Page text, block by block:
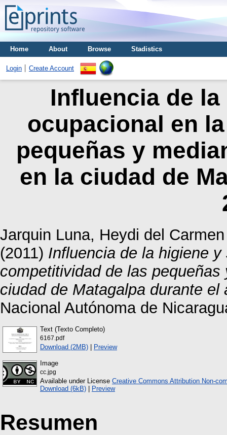
Home About Browse Stadistics
Login Create Account
Influencia de
ocupacional en
pequeñas y
en la ciudad de
Jarquin Luna, Heydi del Carmen
(2011) Influencia de la higiene
competitividad de las
ciudad de Matagalpa durante el
Nacional Autónoma de
Text (Texto Completo)
6167.pdf
Download (2MB) | Preview
Image
cc.jpg
Available under License Creative Commons Attribution Non-
Download (6kB) | Preview
Resumen